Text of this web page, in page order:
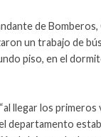
de
un trabajo de
piso, en el
llegar los
departamento